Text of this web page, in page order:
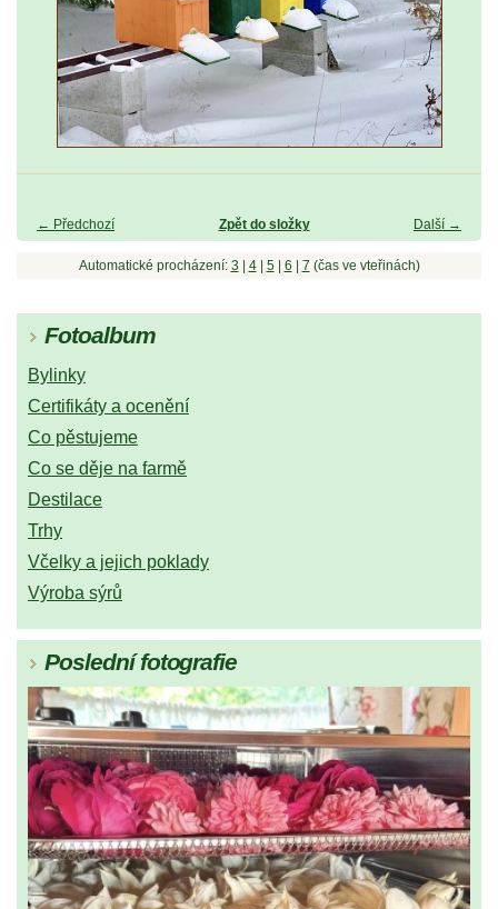
← Předchozí Další →
Zpět do složky
Automatické procházení: 3 4| 5| 6 7 (čas ve vteřinách)
Fotoalbum
Bylinky
Certifikáty a ocenění
Co pěstujeme
Co se děje na farmě
Destilace
Trhy
Včelky a jejich poklady
Výroba sýrů
Poslední fotografie